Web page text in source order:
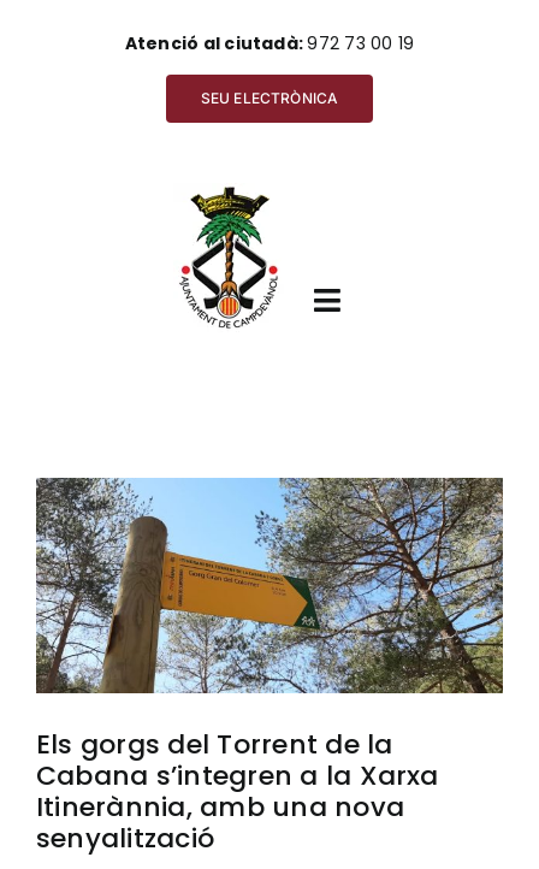
Atenció al ciutadà:972 73 00 19
SEU ELECTRÒNICA
Toggle
Ajuntament
Ciutadania
Actualitat
Municipi
Cerca
View
Larger
Image
Els gorgs del Torrent de la
Cabana s’integren a la Xarxa
Itinerànnia, amb una nova
senyalització